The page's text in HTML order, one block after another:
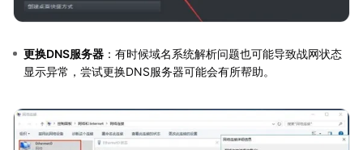
更换DNS服务器 ：有时候域名系统解析问题也可能导致战网状态
显示异常，尝试更换DNS服务器可能会有所帮助。